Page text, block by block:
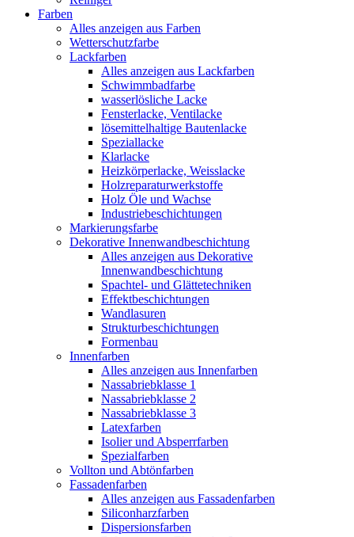
Farben
Alles anzeigen aus Farben
Wetterschutzfarbe
Lackfarben
Alles anzeigen aus Lackfarben
Schwimmbadfarbe
wasserlösliche Lacke
Fensterlacke, Ventilacke
lösemittelhaltige Bautenlacke
Speziallacke
Klarlacke
Heizkörperlacke, Weisslacke
Holzreparaturwerkstoffe
Holz Öle und Wachse
Industriebeschichtungen
Markierungsfarbe
Dekorative Innenwandbeschichtung
Alles anzeigen aus Dekorative
Innenwandbeschichtung
Spachtel- und Glättetechniken
Effektbeschichtungen
Wandlasuren
Strukturbeschichtungen
Formenbau
Innenfarben
Alles anzeigen aus Innenfarben
Nassabriebklasse 1
Nassabriebklasse 2
Nassabriebklasse 3
Latexfarben
Isolier und Absperrfarben
Spezialfarben
Vollton und Abtönfarben
Fassadenfarben
Alles anzeigen aus Fassadenfarben
Siliconharzfarben
Dispersionsfarben